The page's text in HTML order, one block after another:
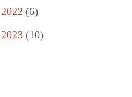
(6)
(10)